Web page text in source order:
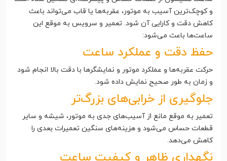
و کوچک‌ترین آسیب به موتور، عقربه‌ها یا قاب می‌تواند باعث
کاهش دقت و کارایی آن شود. تعمیر و سرویس به موقع این
ساعت‌ها باعث می‌شود:
حفظ دقت و عملکرد ساعت
حرکت عقربه‌ها و عملکرد موتور و نمایشگرها با دقت بالا انجام شود
و زمان به طور صحیح نمایش داده شود.
جلوگیری از خرابی‌های بزرگ‌تر
تعمیر به موقع مانع از آسیب‌های جدی به موتور، شیشه و سایر
قطعات حساس می‌شود و هزینه‌های سنگین تعمیرات بعدی را
کاهش می‌دهد.